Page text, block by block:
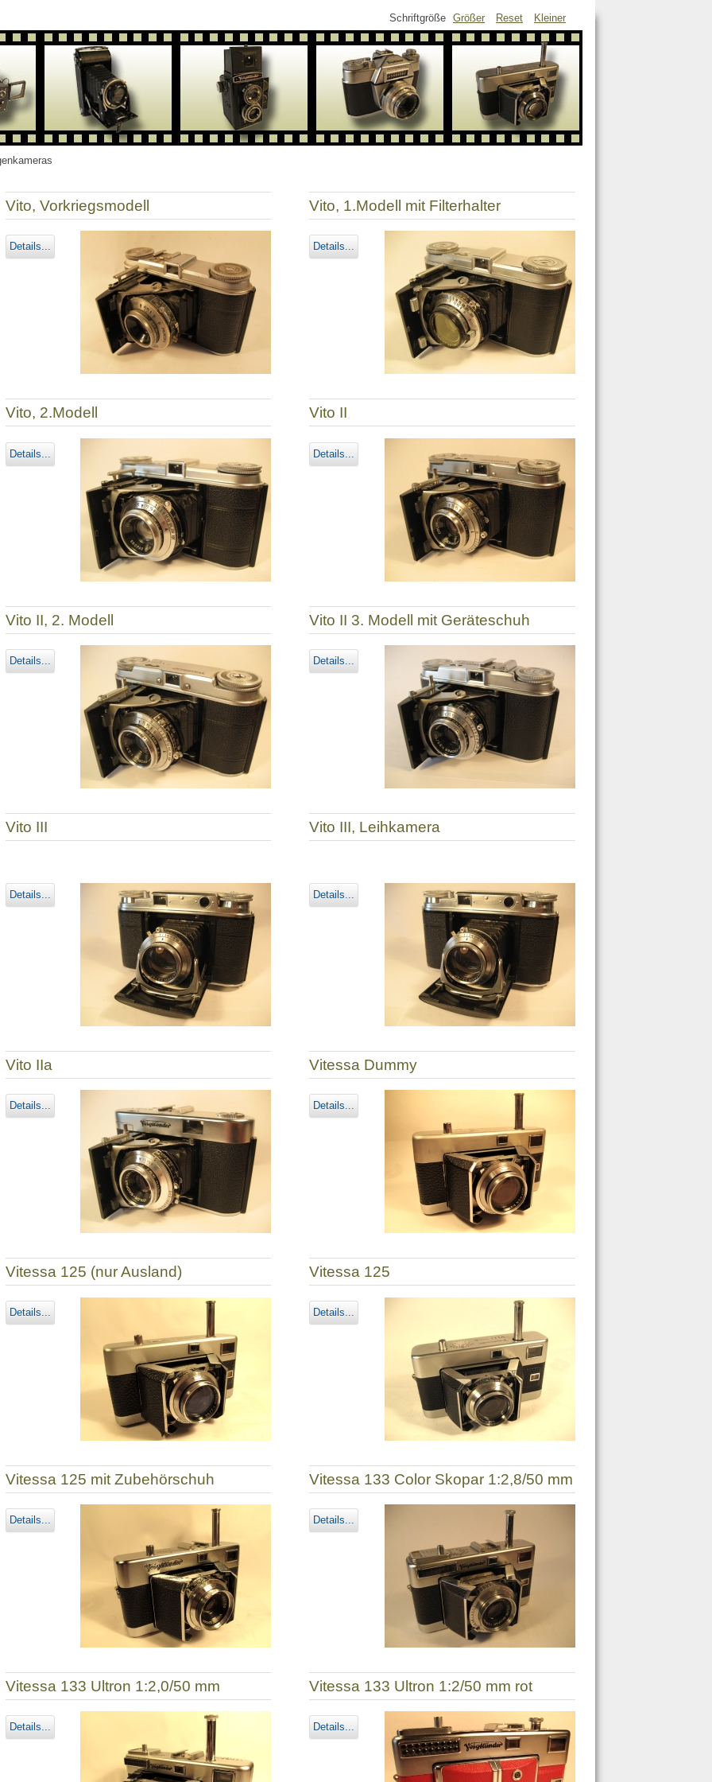
Schriftgröße Größer Reset Kleiner
Vito, Vorkriegsmodell
Details...
Vito, 1.Modell mit Filterhalter
Details...
Vito, 2.Modell
Details...
Vito II
Details...
Vito II, 2. Modell
Details...
Vito II 3. Modell mit Geräteschuh
Details...
Vito III
Details...
Vito III, Leihkamera
Details...
Vito IIa
Details...
Vitessa Dummy
Details...
Vitessa 125 (nur Ausland)
Details...
Vitessa 125
Details...
Vitessa 125 mit Zubehörschuh
Details...
Vitessa 133 Color Skopar 1:2,8/50 mm
Details...
Vitessa 133 Ultron 1:2,0/50 mm
Details...
Vitessa 133 Ultron 1:2/50 mm rot
Details...